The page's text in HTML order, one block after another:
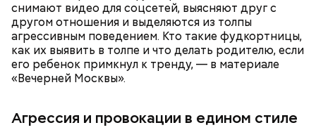
снимают видео для соцсетей, выясняют друг с
другом отношения и выделяются из толпы
агрессивным поведением. Кто такие фудкортницы,
как их выявить в толпе и что делать родителю, если
его ребенок примкнул к тренду, — в материале
«Вечерней Москвы».
Агрессия и провокации в едином стиле